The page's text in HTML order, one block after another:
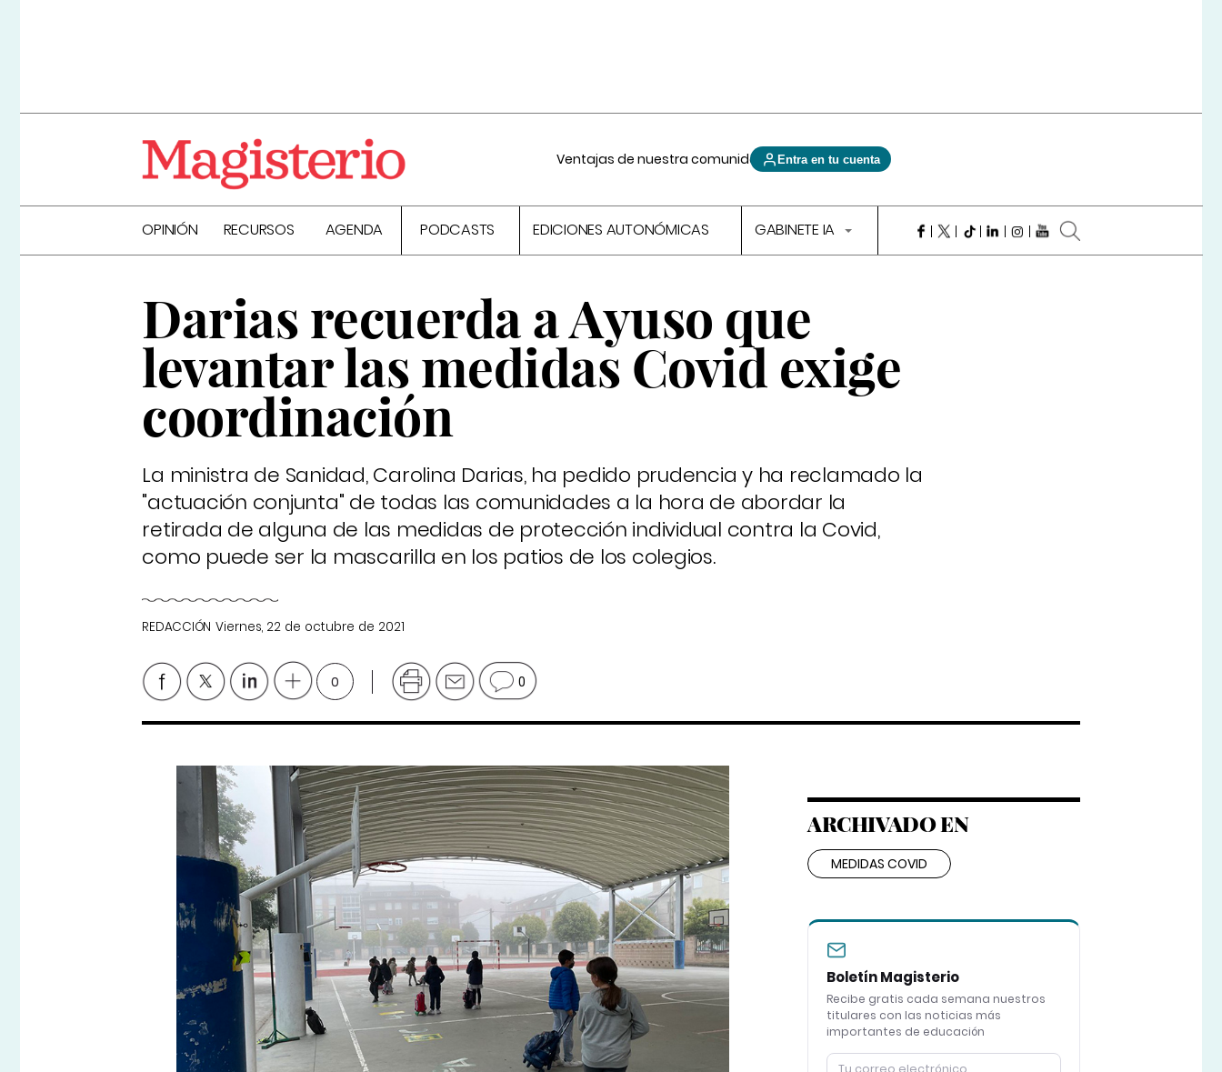
Ventajas de nuestra comunidad Entra en tu cuenta
OPINIÓN RECURSOS AGENDA PODCASTS EDICIONES AUTONÓMICAS GABINETE IA
Darias recuerda a Ayuso que
levantar las medidas Covid exige
coordinación
La ministra de Sanidad, Carolina Darias, ha pedido prudencia y ha reclamado la
"actuación conjunta" de todas las comunidades a la hora de abordar la
retirada de alguna de las medidas de protección individual contra la Covid,
como puede ser la mascarilla en los patios de los colegios.
REDACCIÓN Viernes, 22 de octubre de 2021
0 0
ARCHIVADO EN
MEDIDAS COVID
Boletín Magisterio
Recibe gratis cada semana nuestros
titulares con las noticias más
importantes de educación